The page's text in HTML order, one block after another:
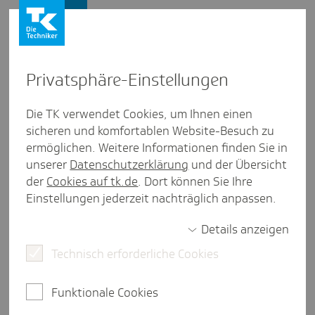
TK-Krea­tiv­wett­be­werb: Über
900 Schü­le­rinnen und Schüler
setzen starkes Zeichen gegen
Pres­se­mit­tei­lung aus Rhein­land-Pfalz
Presse und Politik Gesunder Arbeitsplatz
Mainz, 11. Februar 2026.
und klare Botschaften für einen respektvollen
Privat­sphäre-Einstel­lungen
Die TK verwendet Cookies, um Ihnen einen
sicheren und komfortablen Website-Besuch zu
ermöglichen. Weitere Informationen finden Sie in
unserer Datenschutzerklärung und der Übersicht
der Cookies auf tk.de. Dort können Sie Ihre
Einstellungen jederzeit nachträglich anpassen.
Details anzeigen
Technisch erforderliche Cookies
Funktionale Cookies